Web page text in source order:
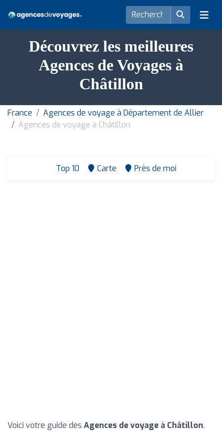
Découvrez les meilleures
Agences de Voyages à
Châtillon
France
Agences de voyage à Département de Allier
Agences de voyage à Châtillon
Top 10 Carte Près de moi
Voici votre guide des Agences de voyage à Châtillon.